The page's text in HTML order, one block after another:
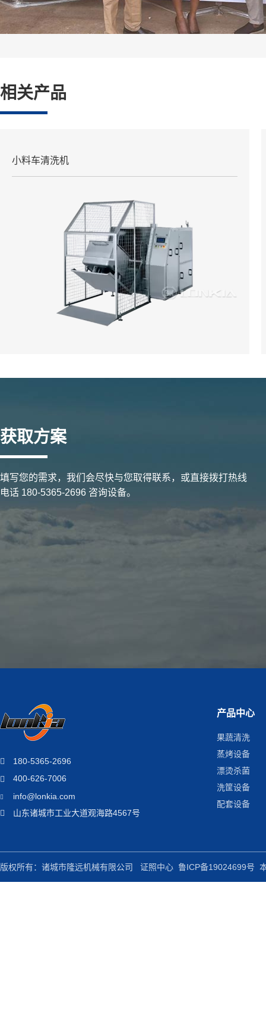
相关产品
小料车清洗机
获取方案
填写您的需求，我们会尽快与您取得联系，或直接拨打热线
电话 180-5365-2696 咨询设备。
180-5365-2696
400-626-7006
info@lonkia.com
山东诸城市工业大道观海路4567号
产品中心
果蔬清洗
蒸烤设备
漂烫杀菌
洗筐设备
配套设备
版权所有：诸城市隆远机械有限公司 证照中心 鲁ICP备19024699号